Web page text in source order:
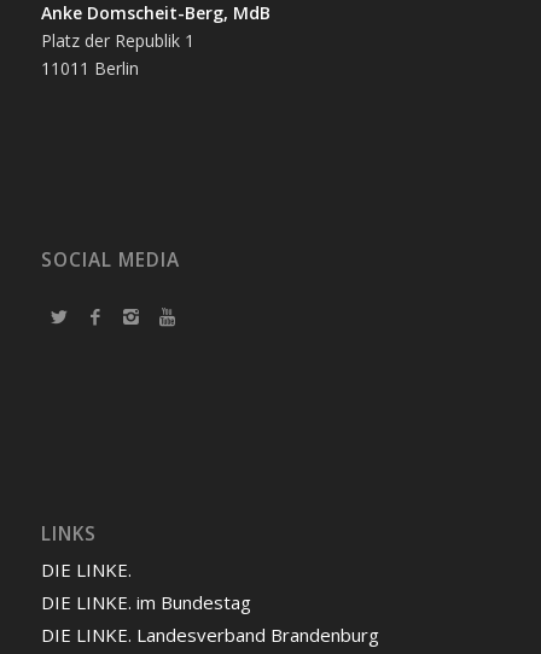
Anke Domscheit-Berg, MdB
Platz der Republik 1
11011 Berlin
SOCIAL MEDIA
LINKS
DIE LINKE.
DIE LINKE. im Bundestag
DIE LINKE. Landesverband Brandenburg